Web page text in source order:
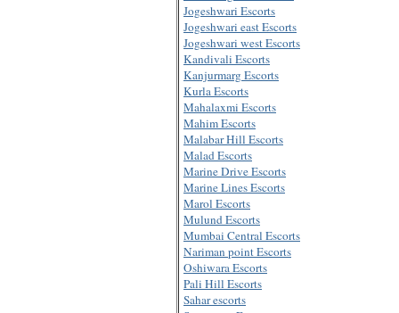
Jogeshwari Escorts
Jogeshwari east Escorts
Jogeshwari west Escorts
Kandivali Escorts
Kanjurmarg Escorts
Kurla Escorts
Mahalaxmi Escorts
Mahim Escorts
Malabar Hill Escorts
Malad Escorts
Marine Drive Escorts
Marine Lines Escorts
Marol Escorts
Mulund Escorts
Mumbai Central Escorts
Nariman point Escorts
Oshiwara Escorts
Pali Hill Escorts
Sahar escorts